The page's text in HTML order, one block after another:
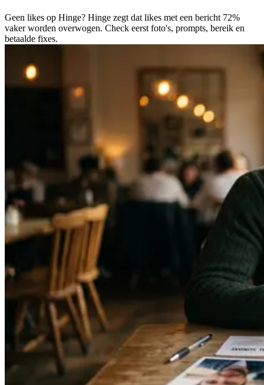
Geen likes op Hinge? Hinge zegt dat likes met een bericht 72%
vaker worden overwogen. Check eerst foto's, prompts, bereik en
betaalde fixes.